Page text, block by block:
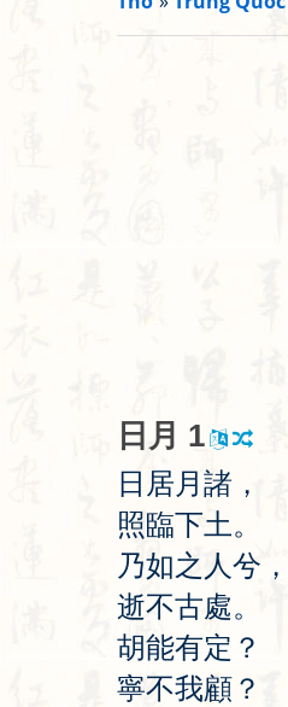
日 月 1
日 居 月 諸 ，
照臨下土。
乃如之 人兮 ，
逝不古處。
胡能有定 ？
寧不我顧 ？